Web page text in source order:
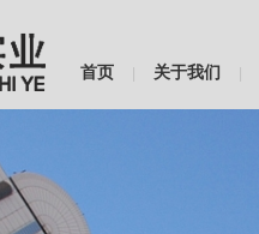
首页 关于我们